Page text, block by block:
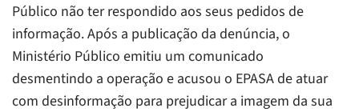
Público não ter respondido aos seus pedidos de
informação. Após a publicação da denúncia, o
Ministério Público emitiu um comunicado
desmentindo a operação e acusou o EPASA de atuar
com desinformação para prejudicar a imagem da sua